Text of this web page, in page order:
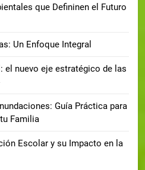
que Defininen el Futuro
Un Enfoque Integral
el nuevo eje estratégico de las
Guía Práctica para
Familia
Escolar y su Impacto en la